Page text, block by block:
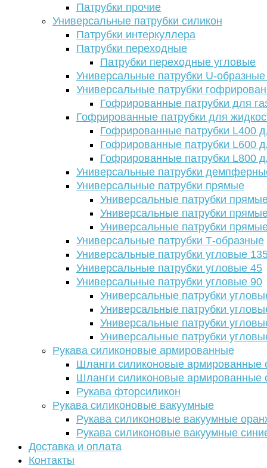
Патрубки прочие
Универсальные патрубки силикон
Патрубки интеркуллера
Патрубки переходные
Патрубки переходные угловые
Универсальные патрубки U-
Универсальные патрубки
Гофрированные патрубки для
Гофрированные патрубки для
Гофрированные патрубки L400
Гофрированные патрубки L600
Гофрированные патрубки L800
Универсальные патрубки
Универсальные патрубки прямые
Универсальные патрубки
Универсальные патрубки
Универсальные патрубки
Универсальные патрубки Т-образные
Универсальные патрубки угловые
Универсальные патрубки угловые 45
Универсальные патрубки угловые 90
Универсальные патрубки
Универсальные патрубки
Универсальные патрубки
Универсальные патрубки
Рукава силиконовые армированные
Шланги силиконовые армированные
Шланги силиконовые армированные
Рукава фторсиликон
Рукава силиконовые вакуумные
Рукава силиконовые вакуумные
Рукава силиконовые вакуумные
Доставка и оплата
Контакты